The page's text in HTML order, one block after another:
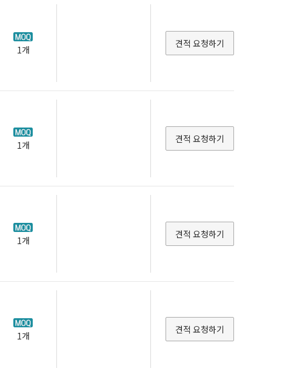
1개
견적 요청하기
1개
견적 요청하기
1개
견적 요청하기
1개
견적 요청하기